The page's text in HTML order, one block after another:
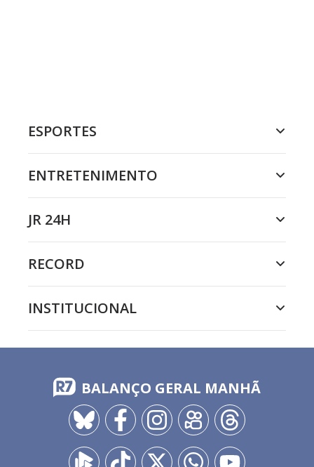
ESPORTES
ENTRETENIMENTO
JR 24H
RECORD
INSTITUCIONAL
BALANÇO GERAL MANHÃ